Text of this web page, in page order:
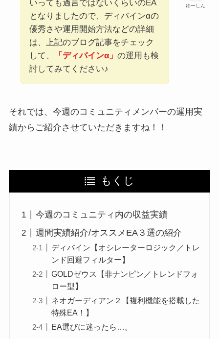
ゆーしん
いっても過言ではないくらいのEA
となりましたので、ディバインαの
優秀さや運用開始方法などの詳細
は、上記のブログ記事をチェック
して、
「ディバインα」 の運用も検
討してみてください♪
それでは、今週のコミュニティメンバーの運用実
績からご紹介させていただきますね！！
もくじ
今週のコミュニティ内の収益実績
週間実績紹介/オススメEA３選の紹介
ディバイン【オシレーターロジック／トレ
ンド回避フィルター】
GOLDゼウス【非ナンピン／トレンドフォ
ロー型】
ネオガーディアン２【複利機能を搭載した
特殊EA！】
EA選びに迷ったら…。